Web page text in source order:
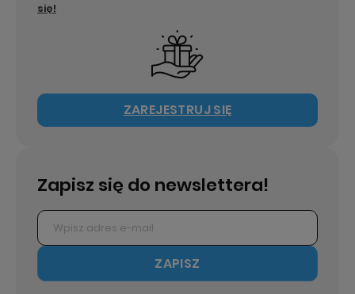
się!
ZAREJESTRUJ SIĘ
Zapisz się do newslettera!
ZAPISZ